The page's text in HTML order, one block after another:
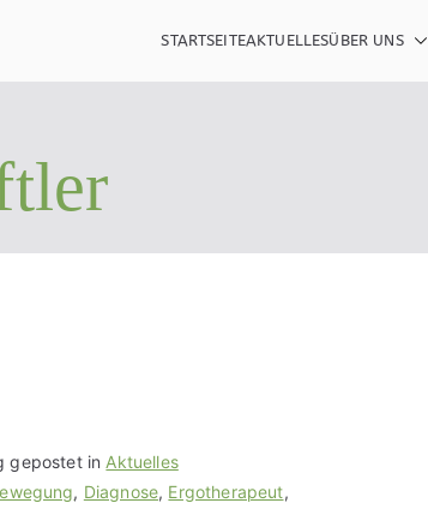
STARTSEITEAKTUELLESÜBER UNS
gepostet in Aktuelles
, Diagnose, Ergotherapeut,